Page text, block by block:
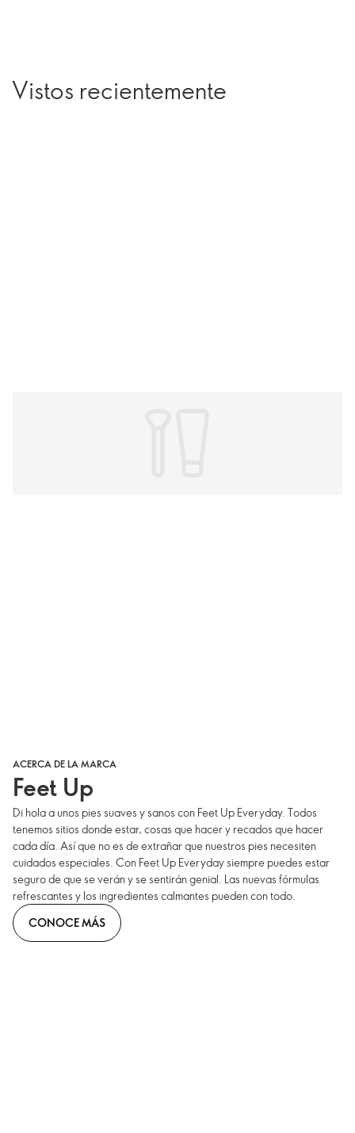
Vistos recientemente
ACERCA DE LA MARCA
Feet Up
Di hola a unos pies suaves y sanos con Feet Up Everyday. Todos
tenemos sitios donde estar, cosas que hacer y recados que hacer
cada día. Así que no es de extrañar que nuestros pies necesiten
cuidados especiales. Con Feet Up Everyday siempre puedes estar
seguro de que se verán y se sentirán genial. Las nuevas fórmulas
refrescantes y los ingredientes calmantes pueden con todo.
CONOCE MÁS